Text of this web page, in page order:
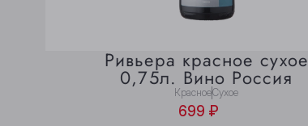
Ривьера красное сухое
0,75л. Вино Россия
КрасноеСухое
699 ₽